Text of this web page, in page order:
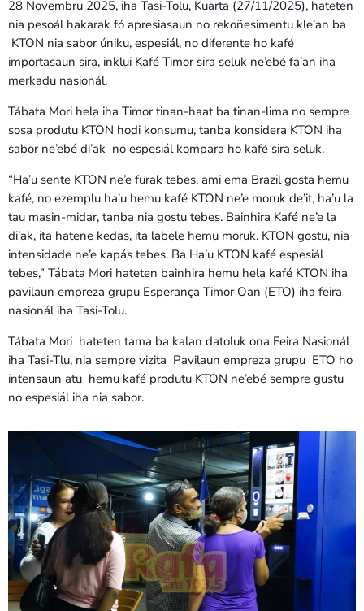
28 Novembru 2025, iha Tasi-Tolu, Kuarta (27/11/2025), hateten
nia pesoál hakarak fó apresiasaun no rekoñesimentu kle’an ba
KTON nia sabor úniku, espesiál, no diferente ho kafé
importasaun sira, inklui Kafé Timor sira seluk ne’ebé fa’an iha
merkadu nasionál.
Tábata Mori hela iha Timor tinan-haat ba tinan-lima no sempre
sosa produtu KTON hodi konsumu, tanba konsidera KTON iha
sabor ne’ebé di’ak no espesiál kompara ho kafé sira seluk.
“Ha’u sente KTON ne’e furak tebes, ami ema Brazil gosta hemu
kafé, no ezemplu ha’u hemu kafé KTON ne’e moruk de’it, ha’u la
tau masin-midar, tanba nia gostu tebes. Bainhira Kafé ne’e la
di’ak, ita hatene kedas, ita labele hemu moruk. KTON gostu, nia
intensidade ne’e kapás tebes. Ba Ha’u KTON kafé espesiál
tebes,” Tábata Mori hateten bainhira hemu hela kafé KTON iha
pavilaun empreza grupu Esperança Timor Oan (ETO) iha feira
nasionál iha Tasi-Tolu.
Tábata Mori hateten tama ba kalan datoluk ona Feira Nasionál
iha Tasi-Tlu, nia sempre vizita Pavilaun empreza grupu ETO ho
intensaun atu hemu kafé produtu KTON ne’ebé sempre gustu
no espesiál iha nia sabor.